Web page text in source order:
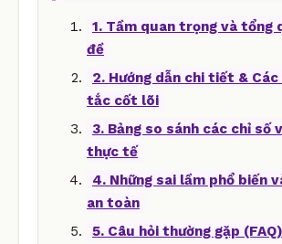
1. Tầm quan trọng và tổng
đề
2. Hướng dẫn chi tiết &
tắc cốt lõi
3. Bảng so sánh các chỉ số
thực tế
4. Những sai lầm phổ biến
an toàn
5. Câu hỏi thường gặp